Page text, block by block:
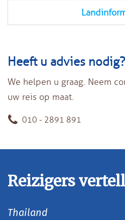
Heeft u advies nodig?
We helpen u graag. Neem
uw reis op maat.
010 - 2891 891
Reizigers
Thailand